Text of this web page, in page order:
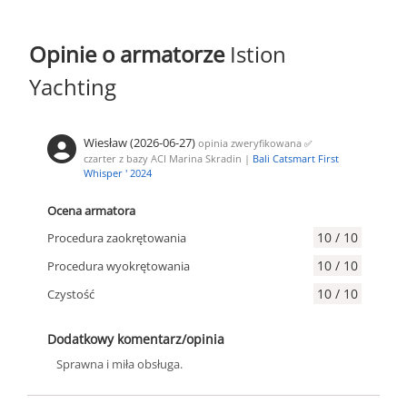
Opinie o armatorze Istion
Yachting
Wiesław (2026-06-27) opinia zweryfikowana ✅
czarter z bazy ACI Marina Skradin | Bali Catsmart First
Whisper ' 2024
Ocena armatora
Procedura zaokrętowania
10 / 10
Procedura wyokrętowania 10 / 10
Czystość 10 / 10
Dodatkowy komentarz/opinia
Sprawna i miła obsługa.